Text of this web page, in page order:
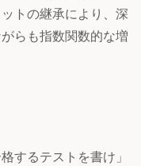
トの継承により、深
らも指数関数的な増
するテストを書け」